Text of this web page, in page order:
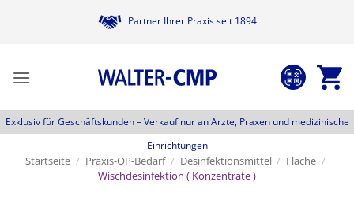
Partner Ihrer Praxis seit 1894
Exklusiv für Geschäftskunden –Verkauf nur an Ärzte, Praxen und medizinische
Einrichtungen
Startseite / Praxis-OP-Bedarf / Desinfektionsmittel / Fläche /
Wischdesinfektion ( Konzentrate )